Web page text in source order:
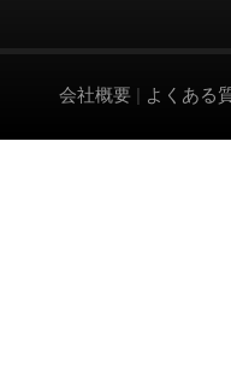
会社概要 | よくある